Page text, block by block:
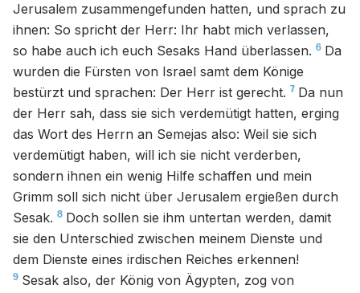
Jerusalem zusammengefunden hatten, und sprach zu
ihnen: So spricht der Herr: Ihr habt mich verlassen,
so habe auch ich euch Sesaks Hand überlassen. 6 Da
wurden die Fürsten von Israel samt dem Könige
bestürzt und sprachen: Der Herr ist gerecht. 7 Da nun
der Herr sah, dass sie sich verdemütigt hatten, erging
das Wort des Herrn an Semejas also: Weil sie sich
verdemütigt haben, will ich sie nicht verderben,
sondern ihnen ein wenig Hilfe schaffen und mein
Grimm soll sich nicht über Jerusalem ergießen durch
Sesak. 8 Doch sollen sie ihm untertan werden, damit
sie den Unterschied zwischen meinem Dienste und
dem Dienste eines irdischen Reiches erkennen!
9 Sesak also, der König von Ägypten, zog von